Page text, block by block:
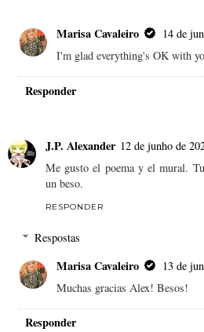
Marisa Cavaleiro
14 de
I'm glad everything's OK with
Responder
J.P. Alexander 12 de junho de
Me gusto el poema y el mural.
un beso.
RESPONDER
Respostas
Marisa Cavaleiro
13 de
Muchas gracias Alex! Besos!
Responder